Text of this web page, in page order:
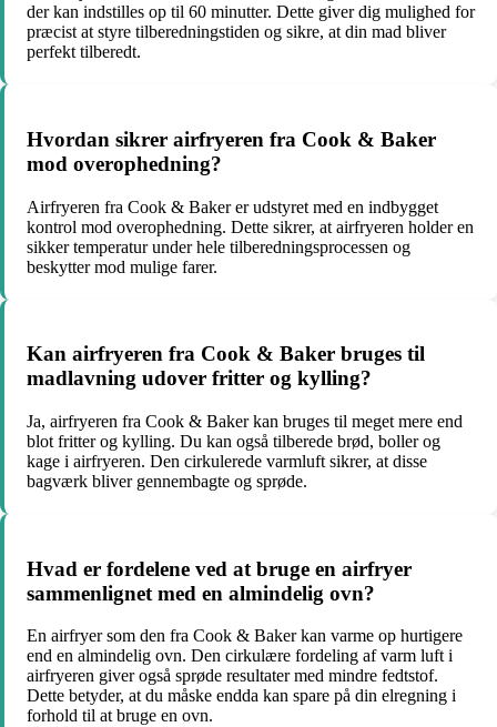
der kan indstilles op til 60 minutter. Dette giver dig mulighed for
præcist at styre tilberedningstiden og sikre, at din mad bliver
perfekt tilberedt.
Hvordan sikrer airfryeren fra Cook & Baker
mod overophedning?
Airfryeren fra Cook & Baker er udstyret med en indbygget
kontrol mod overophedning. Dette sikrer, at airfryeren holder en
sikker temperatur under hele tilberedningsprocessen og
beskytter mod mulige farer.
Kan airfryeren fra Cook & Baker bruges til
madlavning udover fritter og kylling?
Ja, airfryeren fra Cook & Baker kan bruges til meget mere end
blot fritter og kylling. Du kan også tilberede brød, boller og
kage i airfryeren. Den cirkulerede varmluft sikrer, at disse
bagværk bliver gennembagte og sprøde.
Hvad er fordelene ved at bruge en airfryer
sammenlignet med en almindelig ovn?
En airfryer som den fra Cook & Baker kan varme op hurtigere
end en almindelig ovn. Den cirkulære fordeling af varm luft i
airfryeren giver også sprøde resultater med mindre fedtstof.
Dette betyder, at du måske endda kan spare på din elregning i
forhold til at bruge en ovn.